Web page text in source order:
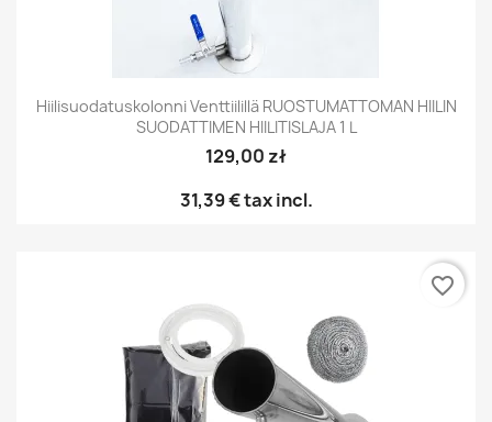
Hiilisuodatuskolonni Venttiilillä RUOSTUMATTOMAN HIILIN
SUODATTIMEN HIILITISLAJA 1 L
129,00 zł
31,39 €tax incl.
favorite_border